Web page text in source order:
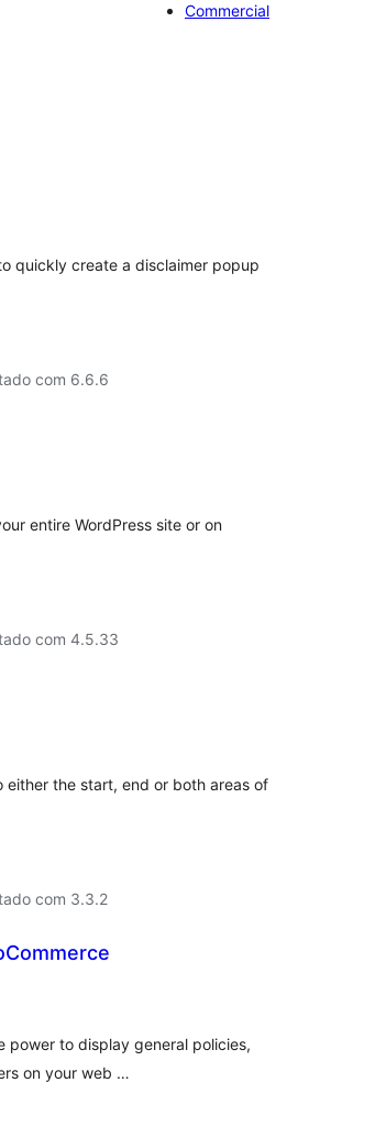
Commercial
quickly create a disclaimer popup
com 6.6.6
entire WordPress site or on
com 4.5.33
the start, end or both areas of
com 3.3.2
power to display general policies,
on your web …